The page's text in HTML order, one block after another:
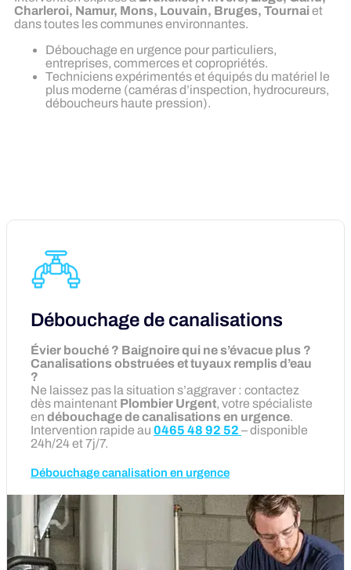
Charleroi, Namur, Mons, Louvain, Bruges, Tournai et
dans toutes les communes environnantes.
Débouchage en urgence pour particuliers,
entreprises, commerces et copropriétés.
Techniciens expérimentés et équipés du matériel le
plus moderne (caméras d’inspection, hydrocureurs,
déboucheurs haute pression).
Débouchage de canalisations
Évier bouché ? Baignoire qui ne s’évacue plus ?
Canalisations obstruées et tuyaux remplis d’eau
?
Ne laissez pas la situation s’aggraver : contactez
dès maintenant Plombier Urgent, votre spécialiste
en débouchage de canalisations en urgence.
Intervention rapide au 0465 48 92 52 – disponible
24h/24 et 7j/7.
Débouchage canalisation en urgence